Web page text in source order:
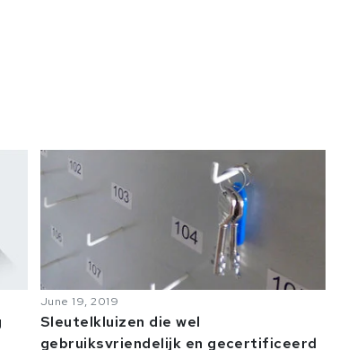
June 19, 2019
Sleutelkluizen die wel
gebruiksvriendelijk en gecertificeerd